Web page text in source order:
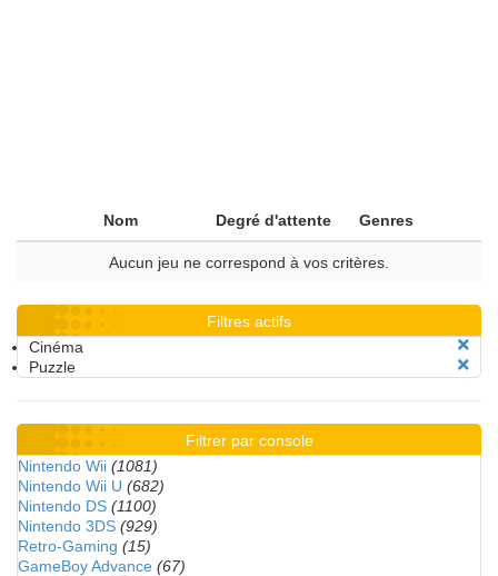
Nom Degré d'attente Genres
Aucun jeu ne correspond à vos critères.
Filtres actifs
Cinéma
Puzzle
Filtrer par console
Nintendo Wii (1081)
Nintendo Wii U (682)
Nintendo DS (1100)
Nintendo 3DS (929)
Retro-Gaming (15)
GameBoy Advance (67)